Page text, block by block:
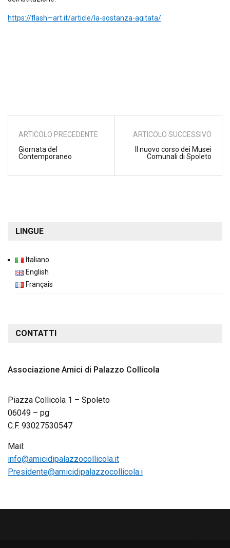
https://flash—art.it/article/la-sostanza-agitata/
ARTICOLO PRECEDENTE
Giornata del
Contemporaneo
ARTICOLO SUCCESSIVO
Il nuovo corso dei Musei
Comunali di Spoleto
LINGUE
Italiano
English
Français
CONTATTI
Associazione Amici di Palazzo Collicola
Piazza Collicola 1 – Spoleto
06049 – pg
C.F. 93027530547
Mail:
info@amicidipalazzocollicola.it
Presidente@amicidipalazzocollicola.i